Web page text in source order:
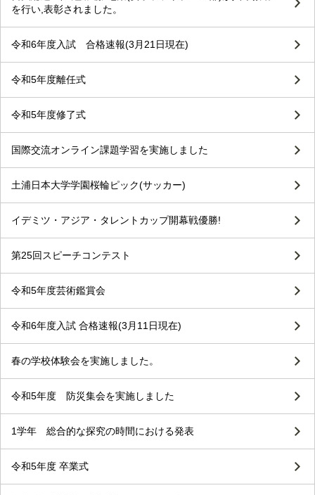
を行い,表彰されました。
令和6年度入試 合格速報(3月21日現在)
令和5年度離任式
令和5年度修了式
国際交流オンライン課題学習を実施しました
土浦日本大学学園桜輪ピック(サッカー)
イデミツ・アジア・タレントカップ開幕戦優勝!
第25回スピーチコンテスト
令和5年度芸術鑑賞会
令和6年度入試 合格速報(3月11日現在)
春の学校体験会を実施しました。
令和5年度 防災集会を実施しました
1学年 総合的な探究の時間における発表
令和5年度 卒業式